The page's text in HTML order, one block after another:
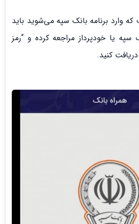
که وارد برنامه بانک سپه می‌شوید باید
یا خودپرداز مراجعه کرده و “رمز
دریافت کنید.